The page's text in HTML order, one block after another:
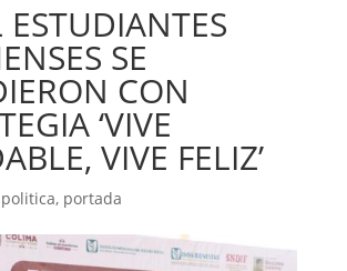
SE
CON
‘VIVE
VIVE FELIZ’
politica, portada